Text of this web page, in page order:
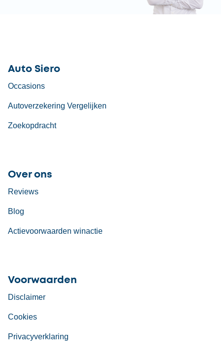
Auto Siero
Occasions
Autoverzekering Vergelijken
Zoekopdracht
Over ons
Reviews
Blog
Actievoorwaarden winactie
Voorwaarden
Disclaimer
Cookies
Privacyverklaring